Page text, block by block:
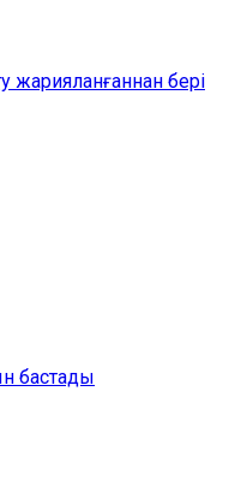
жарияланғаннан бері
бастады